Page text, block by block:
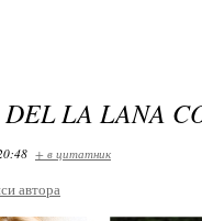
LA LANA
+ в цитатник
автора